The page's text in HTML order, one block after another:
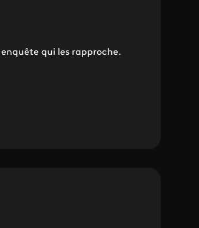
qui les rapproche.